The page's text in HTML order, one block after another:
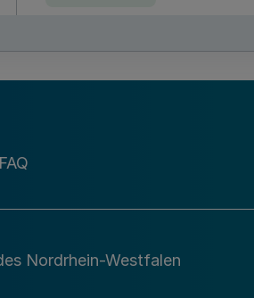
FAQ
Nordrhein-Westfalen